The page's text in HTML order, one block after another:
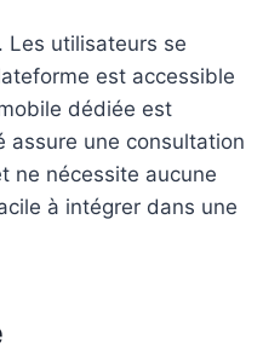
Les utilisateurs se
est accessible
dédiée est
assure une consultation
ne nécessite aucune
à intégrer dans une